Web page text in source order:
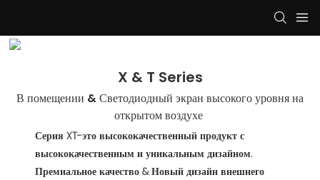
X & T Series
В помещении & Светодиодный экран высокого уровня на
открытом воздухе
Серия XT-это высококачественный продукт с
высококачественным и уникальным дизайном.
Премиальное качество & Новый дизайн внешнего